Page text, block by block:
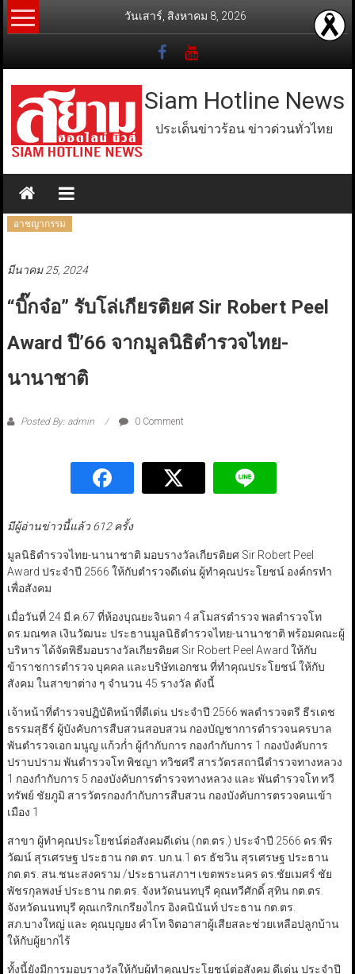
Skip
to
วันเสาร์, สิงหาคม 8, 2026
Siam Hotline News
ประเด็นข่าวร้อน ข่าวด่วนทั่วไทย
อาชญากรรม
มีนาคม 25, 2024
“บิ๊กจ๋อ” รับโล่เกียรติยศ Sir Robert Peel
Award ปี’66 จากมูลนิธิตำรวจไทย-
นานาชาติ
Posted By: admin 0 Comment
มีผู้อ่านข่าวนี้แล้ว 612 ครั้ง
มูลนิธิตำรวจไทย-นานาชาติ มอบรางวัลเกียรติยศ Sir Robert Peel
Award ประจำปี 2566 ให้กับตำรวจดีเด่น ผู้ทำคุณประโยชน์ องค์กรทำ
เพื่อสังคม
เมื่อวันที่ 24 มี.ค.67 ที่ห้องบุณยะจินดา 4 สโมสรตำรวจ พลตำรวจโท
ดร.มณฑล เงินวัฒนะ ประธานมูลนิธิตำรวจไทย-นานาชาติ พร้อมคณะผู้
บริหาร ได้จัดพิธีมอบรางวัลเกียรติยศ Sir Robert Peel Award ให้กับ
ข้าราชการตำรวจ บุคคล และบริษัทเอกชน ที่ทำคุณประโยชน์ ให้กับ
สังคม ในสาขาต่าง ๆ จำนวน 45 รางวัล ดังนี้
เจ้าหน้าที่ตำรวจปฏิบัติหน้าที่ดีเด่น ประจำปี 2566 พลตำรวจตรี ธีรเดช
ธรรมสุธีร์ ผู้บังคับการสืบสวนสอบสวน กองบัญชาการตำรวจนครบาล
พันตำรวจเอก มนูญ แก้วก่ำ ผู้กำกับการ กองกำกับการ 1 กองบังคับการ
ปราบปราม พันตำรวจโท พิชญา ทวิชศรี สารวัตรสถานีตำรวจทางหลวง
1 กองกำกับการ 5 กองบังคับการตำรวจทางหลวง และ พันตำรวจโท ทวี
ทรัพย์ ชัยภูมิ สารวัตรกองกำกับการสืบสวน กองบังคับการตรวจคนเข้า
เมือง 1
สาขา ผู้ทำคุณประโยชน์ต่อสังคมดีเด่น (กต.ตร.) ประจำปี 2566 ดร.พีร
วัฒน์ สุรเศรษฐ ประธาน กต.ตร. บก.น.1 ดร.ธัชวิน สุรเศรษฐ ประธาน
กต.ตร. สน.ชนะสงคราม /ประธานสภาฯ เขตพระนคร ดร.ชัยเมศร์ ชัย
พัชรกุลพงษ์ ประธาน กต.ตร. จังหวัดนนทบุรี คุณทวีศักดิ์ สุทิน กต.ตร.
จังหวัดนนทบุรี คุณเกริกเกรียงไกร อิงคนินันท์ ประธาน กต.ตร.
สภ.บางใหญ่ และ คุณบุญยง คำโท จิตอาสาผู้เสียสละช่วยเหลือปลูกบ้าน
ให้กับผู้ยากไร้
ทั้งนี้ยังมีการมอบรางวัลให้กับผู้ทำคุณประโยชน์ต่อสังคม ดีเด่น ประจำปี